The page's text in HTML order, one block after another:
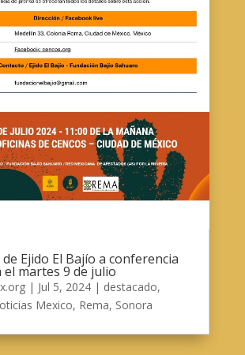
Ejido El Bajío a conferencia
el martes 9 de julio
| Jul 5, 2024| destacado,
Mexico, Rema, Sonora